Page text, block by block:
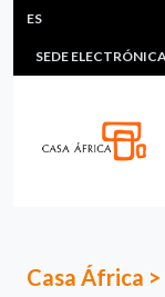
Pasar al contenido
HEADER
MULTIMEDIA
SEDE
ES
Casa África >